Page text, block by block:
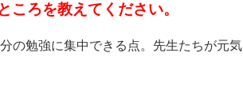
ろを教えてください。
の勉強に集中できる点。先生たちが元気